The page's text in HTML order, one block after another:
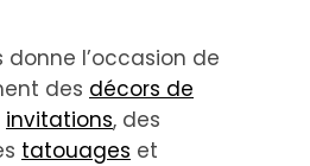
donne l’occasion de
des décors de
invitations, des
tatouages et